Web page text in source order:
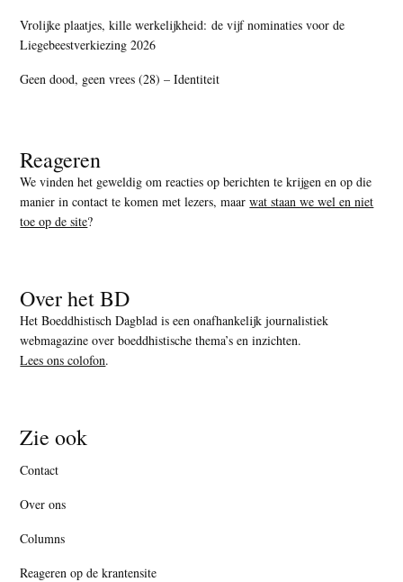
Vrolijke plaatjes, kille werkelijkheid: de vijf nominaties voor de
Liegebeestverkiezing 2026
Geen dood, geen vrees (28) – Identiteit
Reageren
We vinden het geweldig om reacties op berichten te krijgen en op die
manier in contact te komen met lezers, maarwat staan we wel en niet
toe op de site?
Over het BD
Het Boeddhistisch Dagblad is een onafhankelijk journalistiek
webmagazine over boeddhistische thema’s en inzichten.
Lees ons colofon.
Zie ook
Contact
Over ons
Columns
Reageren op de krantensite